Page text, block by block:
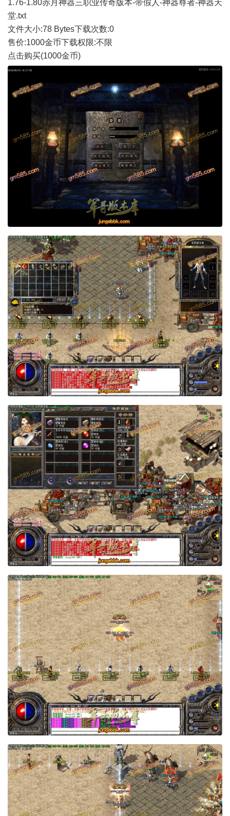
1.76-1.80赤月神器三职业传奇版本-带假人-神器尊者-神器天
堂.txt
文件大小:78 Bytes下载次数:0
售价:1000金币下载权限:不限
点击购买(1000金币)